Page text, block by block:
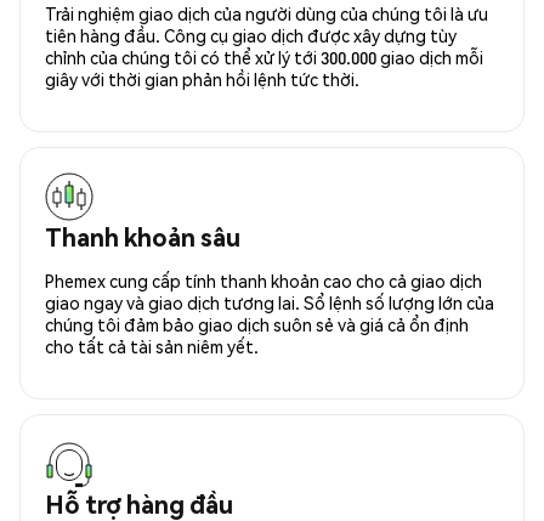
Trải nghiệm giao dịch của người dùng của chúng tôi là ưu
tiên hàng đầu. Công cụ giao dịch được xây dựng tùy
chỉnh của chúng tôi có thể xử lý tới 300.000 giao dịch mỗi
giây với thời gian phản hồi lệnh tức thời.
Thanh khoản sâu
Phemex cung cấp tính thanh khoản cao cho cả giao dịch
giao ngay và giao dịch tương lai. Sổ lệnh số lượng lớn của
chúng tôi đảm bảo giao dịch suôn sẻ và giá cả ổn định
cho tất cả tài sản niêm yết.
Hỗ trợ hàng đầu